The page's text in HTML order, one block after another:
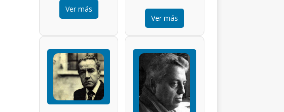
Ver más
Ver más